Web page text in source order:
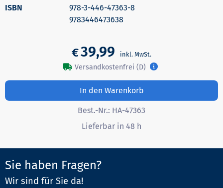
978-3-446-47363-8
9783446473638
€39,99
Versandkostenfrei (D)
In den Warenkorb
Best.-Nr.: HA-47363
Lieferbar in 48 h
Sie haben Fragen?
Wir sind für Sie da!